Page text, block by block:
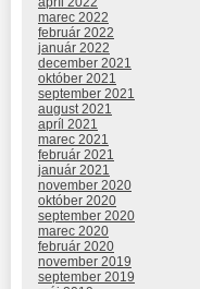
marec 2022
február 2022
január 2022
december 2021
október 2021
september 2021
august 2021
apríl 2021
marec 2021
február 2021
január 2021
november 2020
október 2020
september 2020
marec 2020
február 2020
november 2019
september 2019